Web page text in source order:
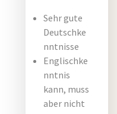
Sehr gute
Deutschke
nntnisse
Englischke
nntnis
kann, muss
aber nicht